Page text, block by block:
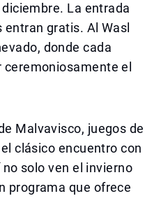
La entrada
gratis. Al Wasl
donde cada
el
Malvavisco, juegos de
clásico encuentro con
solo ven el invierno
programa que ofrece